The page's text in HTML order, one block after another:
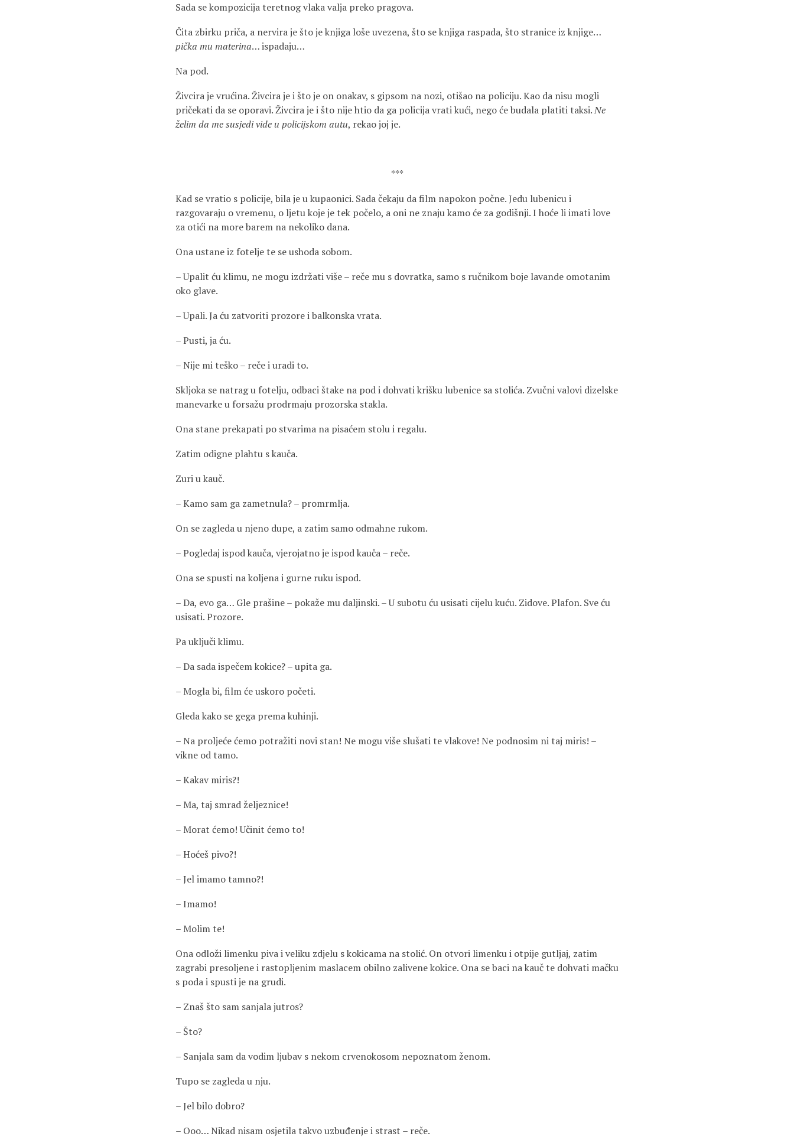
Sada se kompozicija teretnog vlaka valja preko pragova.
Čita zbirku priča, a nervira je što je knjiga loše uvezena, što se knjiga raspada, što stranice iz knjige…
pička mu materina… ispadaju…
Na pod.
Živcira je vrućina. Živcira je i što je on onakav, s gipsom na nozi, otišao na policiju. Kao da nisu mogli
pričekati da se oporavi. Živcira je i što nije htio da ga policija vrati kući, nego će budala platiti taksi.Ne
želim da me susjedi vide u policijskom autu, rekao joj je.
***
Kad se vratio s policije, bila je u kupaonici. Sada čekaju da film napokon počne. Jedu lubenicu i
razgovaraju o vremenu, o ljetu koje je tek počelo, a oni ne znaju kamo će za godišnji. I hoće li imati love
za otići na more barem na nekoliko dana.
Ona ustane iz fotelje te se ushoda sobom.
– Upalit ću klimu, ne mogu izdržati više – reče mu s dovratka, samo s ručnikom boje lavande omotanim
oko glave.
– Upali. Ja ću zatvoriti prozore i balkonska vrata.
– Pusti, ja ću.
– Nije mi teško – reče i uradi to.
Skljoka se natrag u fotelju, odbaci štake na pod i dohvati krišku lubenice sa stolića. Zvučni valovi dizelske
manevarke u forsažu prodrmaju prozorska stakla.
Ona stane prekapati po stvarima na pisaćem stolu i regalu.
Zatim odigne plahtu s kauča.
Zuri u kauč.
– Kamo sam ga zametnula? – promrmlja.
On se zagleda u njeno dupe, a zatim samo odmahne rukom.
– Pogledaj ispod kauča, vjerojatno je ispod kauča – reče.
Ona se spusti na koljena i gurne ruku ispod.
– Da, evo ga… Gle prašine – pokaže mu daljinski. – U subotu ću usisati cijelu kuću. Zidove. Plafon. Sve ću
usisati. Prozore.
Pa uključi klimu.
– Da sada ispečem kokice? – upita ga.
– Mogla bi, film će uskoro početi.
Gleda kako se gega prema kuhinji.
– Na proljeće ćemo potražiti novi stan! Ne mogu više slušati te vlakove! Ne podnosim ni taj miris! –
vikne od tamo.
– Kakav miris?!
– Ma, taj smrad željeznice!
– Morat ćemo! Učinit ćemo to!
– Hoćeš pivo?!
– Jel imamo tamno?!
– Imamo!
– Molim te!
Ona odloži limenku piva i veliku zdjelu s kokicama na stolić. On otvori limenku i otpije gutljaj, zatim
zagrabi presoljene i rastopljenim maslacem obilno zalivene kokice. Ona se baci na kauč te dohvati mačku
s poda i spusti je na grudi.
– Znaš što sam sanjala jutros?
– Što?
– Sanjala sam da vodim ljubav s nekom crvenokosom nepoznatom ženom.
Tupo se zagleda u nju.
– Jel bilo dobro?
– Ooo… Nikad nisam osjetila takvo uzbuđenje i strast – reče.